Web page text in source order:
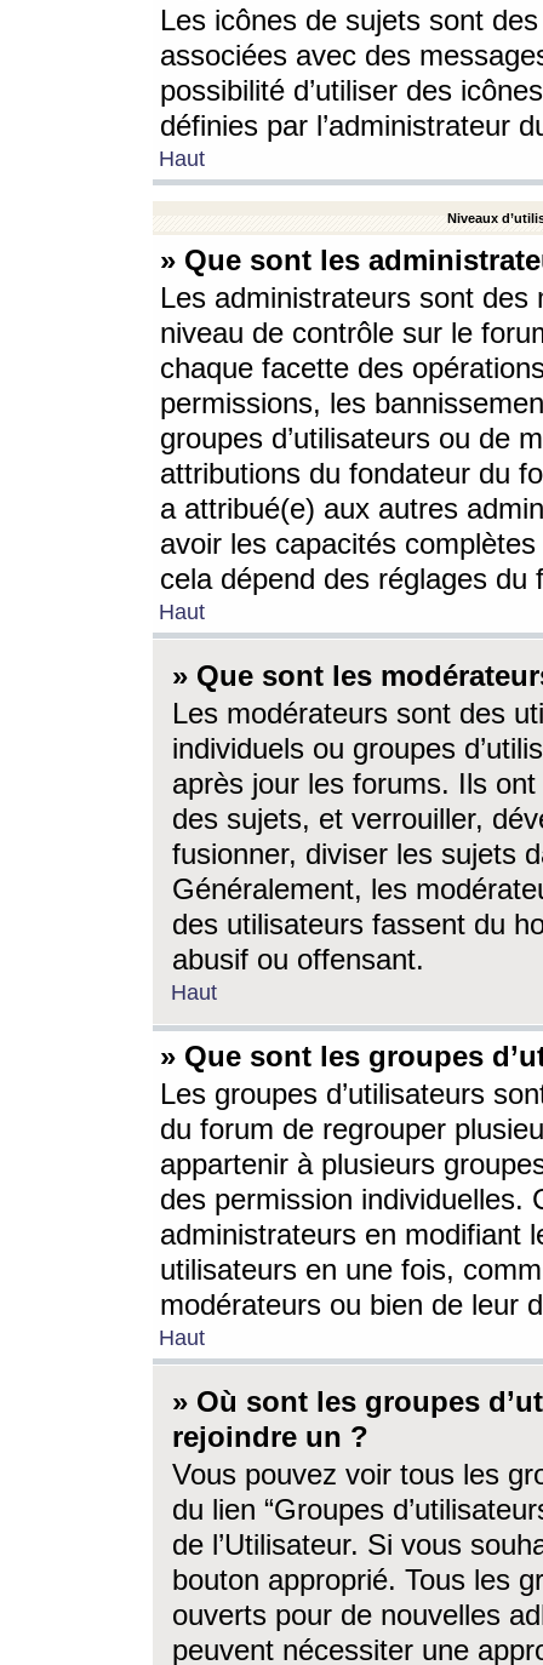
Les icônes de sujets sont
associées avec des
possibilité d’utiliser des
définies par l’administrateur
Haut
Niveaux
» Que sont les
Les administrateurs sont
niveau de contrôle sur le
chaque facette des
permissions, les
groupes d’utilisateurs ou de
attributions du fondateur du
a attribué(e) aux autres
avoir les capacités
cela dépend des réglages du
Haut
» Que sont les
Les modérateurs sont des
individuels ou groupes
après jour les forums. Ils ont
des sujets, et verrouiller,
fusionner, diviser les sujets
Généralement, les
des utilisateurs fassent du
abusif ou offensant.
Haut
» Que sont les groupes
Les groupes d’utilisateurs
du forum de regrouper
appartenir à plusieurs
des permission individuelles.
administrateurs en modifiant
utilisateurs en une fois,
modérateurs ou bien de leur
Haut
» Où sont les groupes
rejoindre un ?
Vous pouvez voir tous les
du lien “Groupes
de l’Utilisateur. Si vous
bouton approprié. Tous les
ouverts pour de nouvelles
peuvent nécessiter une